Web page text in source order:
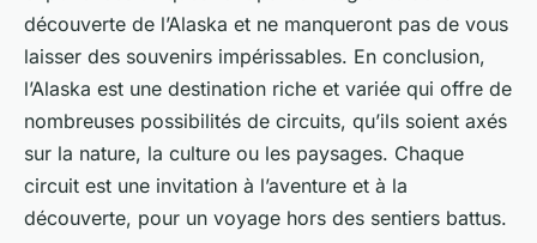
découverte de l’Alaska et ne manqueront pas de vous
laisser des souvenirs impérissables. En conclusion,
l’Alaska est une destination riche et variée qui offre de
nombreuses possibilités de circuits, qu’ils soient axés
sur la nature, la culture ou les paysages. Chaque
circuit est une invitation à l’aventure et à la
découverte, pour un voyage hors des sentiers battus.